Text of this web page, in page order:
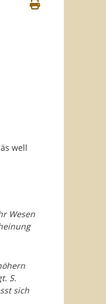
well
Wesen
S.
sich